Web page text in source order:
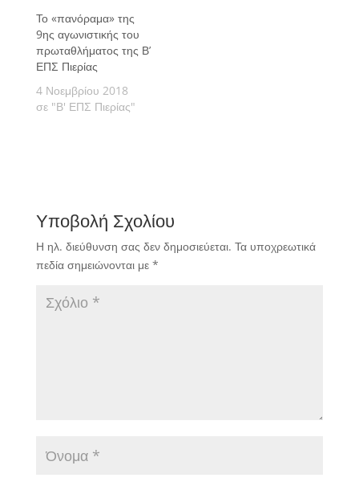
Το «πανόραμα» της
9ης αγωνιστικής του
πρωταθλήματος της Β’
ΕΠΣ Πιερίας
4 Νοεμβρίου 2018
σε "Β' ΕΠΣ Πιερίας"
Υποβολή Σχολίου
Η ηλ. διεύθυνση σας δεν δημοσιεύεται. Τα υποχρεωτικά
πεδία σημειώνονται με *